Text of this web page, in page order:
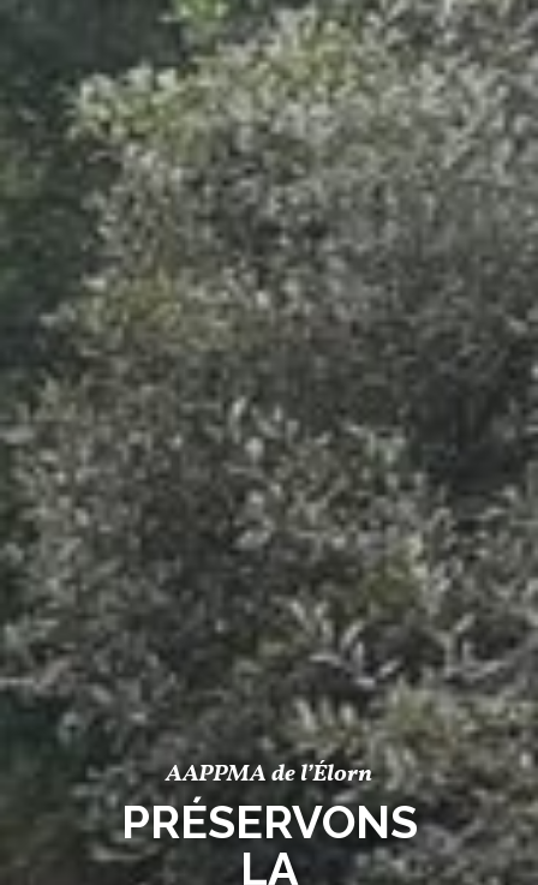
AAPPMA de l’Élorn
PRÉSERVONS
LA